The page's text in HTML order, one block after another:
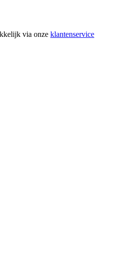
via onze klantenservice